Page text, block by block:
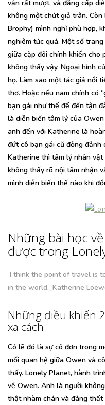
vẫn rất mượt, và đẳng cấp
không một chút giả trân.
Brophy) mình nghĩ phù hợp,
nghiêm túc quá. Một số
giữa cặp đôi chính khiến cho
không thấy vậy. Ngoại hình
họ. Làm sao một tác giả nổi
thơ. Hoặc nếu nam chính có
bạn gái như thế để đến tận
là diễn biến tâm lý của
anh đến với Katherine là
đứt cô bạn gái cũ đỏng đảnh
Katherine thì tâm lý nhân
không thấy rõ nội tâm nhận
mình diễn biến thế nào khi
Những bài học
được trong
I think the point of travel is
in the world._Katherine
Những điều khiến
xa cách
Có lẽ đó là sự cô đơn trong
mối quan hệ giữa Owen và
thấy. Lonely Planet, hành
về Owen. Anh là người
thật nhàm chán và đáng